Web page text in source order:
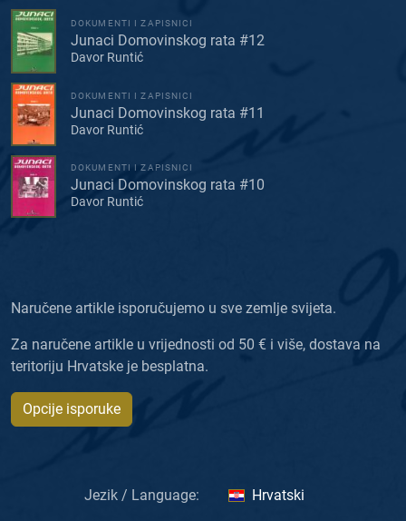
DOKUMENTI I ZAPISNICI
Junaci Domovinskog rata #12
Davor Runtić
DOKUMENTI I ZAPISNICI
Junaci Domovinskog rata #11
Davor Runtić
DOKUMENTI I ZAPISNICI
Junaci Domovinskog rata #10
Davor Runtić
Naručene artikle isporučujemo u sve zemlje svijeta.
Za naručene artikle u vrijednosti od 50 € i više, dostava na
teritoriju Hrvatske je besplatna.
Opcije isporuke
Jezik / Language: Hrvatski